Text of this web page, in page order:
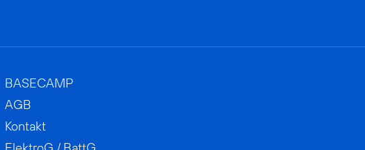
BASECAMP
AGB
Kontakt